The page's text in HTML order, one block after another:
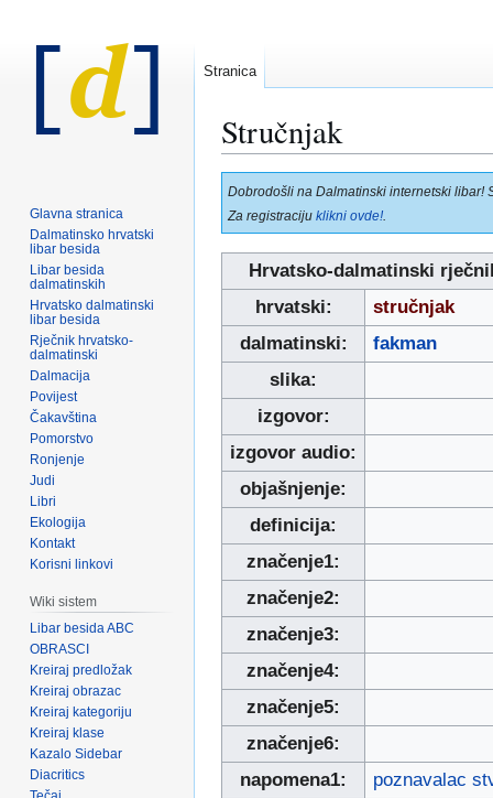
Stručnjak
Prijeđi
na
navigaciju
Prijeđi
na
pretraživanje
Dobrodošli na Dalmatinski internetski libar!
Za registraciju klikni ovde!
Hrvatsko-dalmatinski
hrvatski:
stručnjak
dalmatinski:
fakman
slika:
izgovor:
izgovor audio:
objašnjenje:
definicija:
značenje1:
značenje2:
značenje3:
značenje4:
značenje5:
značenje6:
napomena1:
poznavalac
Stranica
Glavna stranica
Dalmatinsko hrvatski
libar besida
Libar besida
dalmatinskih
Hrvatsko dalmatinski
libar besida
Rječnik hrvatsko-
dalmatinski
Dalmacija
Povijest
Čakavština
Pomorstvo
Ronjenje
Judi
Libri
Ekologija
Kontakt
Korisni linkovi
Wiki sistem
Libar besida ABC
OBRASCI
Kreiraj predložak
Kreiraj obrazac
Kreiraj kategoriju
Kreiraj klase
Kazalo Sidebar
Diacritics